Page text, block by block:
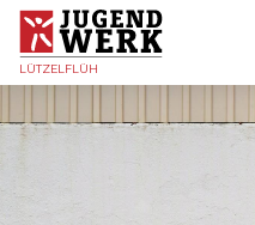
LÜTZELFLÜH